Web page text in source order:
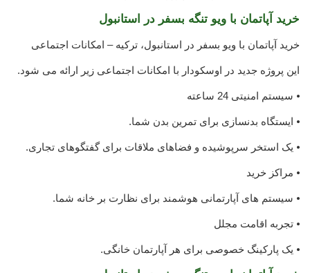
خرید آپاتمان با ویو تنگه بسفر در استانبول
خرید آپاتمان با ویو بسفر در استانبول، ترکیه – امکانات اجتماعی
این پروژه جدید در اوسکودار با امکانات اجتماعی زیر ارائه می شود.
⦁ سیستم امنیتی 24 ساعته
⦁ ایستگاه بدنسازی برای تمرین بدن شما.
⦁ یک استخر سرپوشیده و فضاهای ملاقات برای گفتگوهای تجاری.
⦁ مراکز خرید
⦁ سیستم های آپارتمانی هوشمند برای نظارت بر خانه شما.
⦁ تجربه اقامت مجلل
⦁ یک پارکینگ خصوصی برای هر آپارتمان خانگی.